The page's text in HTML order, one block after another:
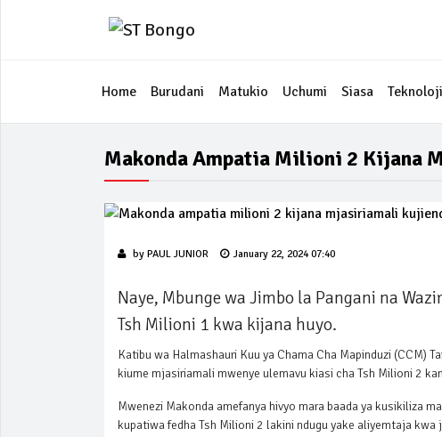
Home Burudani Matukio Uchumi Siasa
Makonda Ampatia Milioni 2 Kijana
by PAUL JUNIOR January 22, 2024 07:40
Naye, Mbunge wa Jimbo la Pangani na
Tsh Milioni 1 kwa kijana huyo.
Katibu wa Halmashauri Kuu ya Chama Cha Mapinduzi (CCM)
kiume mjasiriamali mwenye ulemavu kiasi cha Tsh Milioni 2
Mwenezi Makonda amefanya hivyo mara baada ya kusikiliza
kupatiwa fedha Tsh Milioni 2 lakini ndugu yake aliyemtaja